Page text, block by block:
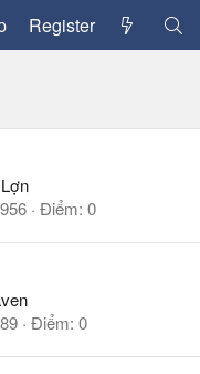
Register
956 Điểm 0
89 Điểm 0